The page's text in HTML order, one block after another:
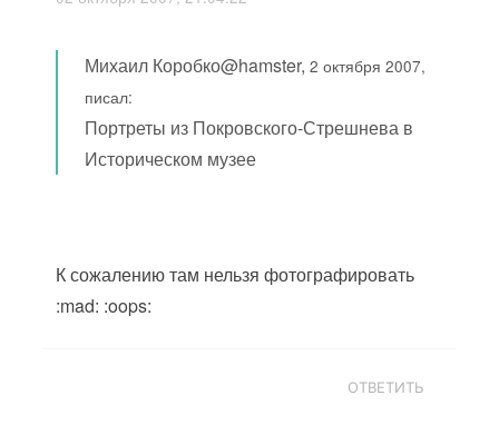
Михаил Коробко@hamster,2 октября 2007,
писал:
Портреты из Покровского-Стрешнева в
Историческом музее
К сожалению там нельзя фотографировать
:mad: :oops:
ОТВЕТИТЬ